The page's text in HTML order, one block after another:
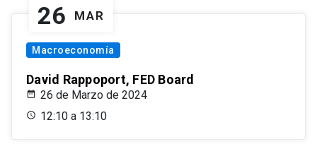
26 MAR
Macroeconomía
David Rappoport, FED Board
26 de Marzo de 2024
12:10 a 13:10